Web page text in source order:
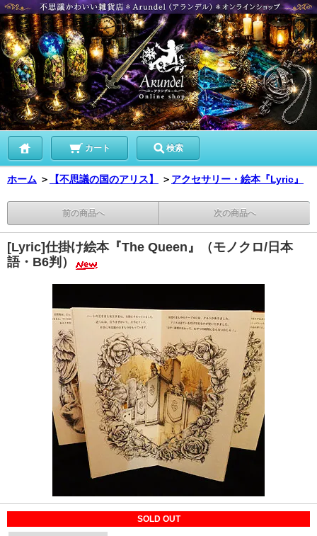
カート 検索
ホーム ＞ 【不思議の国のアリス】 ＞ アクセサリー・絵本『Lyric』
前の商品へ 次の商品へ
[Lyric]仕掛け絵本『The Queen』（モノクロ/日本
語・B6判）
SOLD OUT